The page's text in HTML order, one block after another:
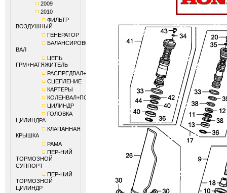
2009
2010
ФИЛЬТР
ВОЗДУШНЫЙ
ГЕНЕРАТОР
БАЛАНСИРОВОЧНЫЙ
ВАЛ
ЦЕПЬ
ГРМ+НАТЯЖИТЕЛЬ
РАСПРЕДВАЛ+КЛАПАНЫ
СЦЕПЛЕНИЕ
КАРТЕРЫ
КОЛЕНВАЛ+ПОРШЕНЬ
ЦИЛИНДР
ГОЛОВКА
ЦИЛИНДРА
КЛАПАННАЯ
КРЫШКА
РАМА
ПЕР-НИЙ
ТОРМОЗНОЙ
СУППОРТ
ПЕР-НИЙ
ТОРМОЗНОЙ
ЦИЛИНДР